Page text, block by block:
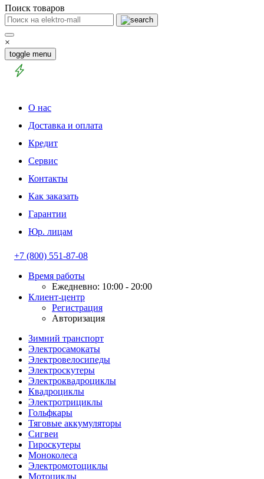
Поиск товаров
×
toggle menu
О нас
Доставка и оплата
Кредит
Сервис
Контакты
Как заказать
Гарантии
Юр. лицам
+7 (800) 551-87-08
Время работы
Ежедневно: 10:00 - 20:00
Клиент-центр
Регистрация
Авторизация
Зимний транспорт
Электросамокаты
Электровелосипеды
Электроскутеры
Электроквадроциклы
Квадроциклы
Электротрициклы
Гольфкары
Тяговые аккумуляторы
Сигвеи
Гироскутеры
Моноколеса
Электромотоциклы
Мотоциклы